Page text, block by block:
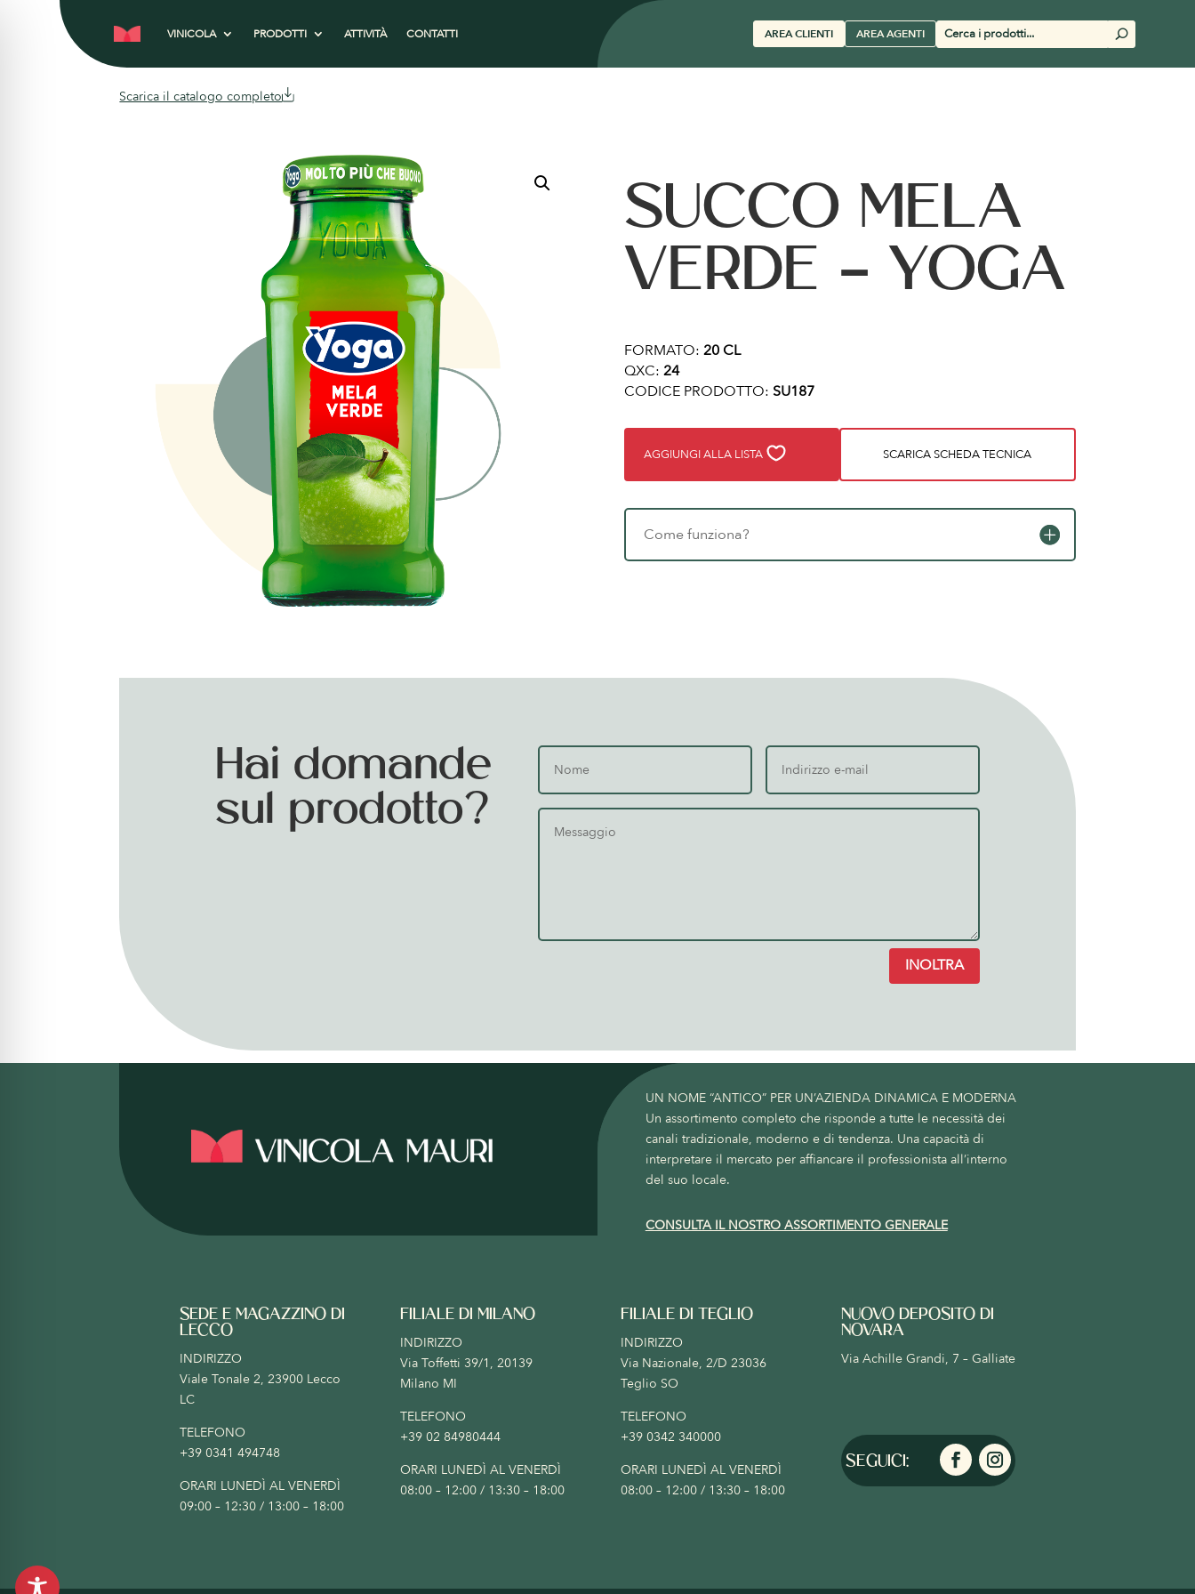
VINICOLA PRODOTTI ATTIVITÀ CONTATTI AREA CLIENTI AREA AGENTI
Cerca
prodotti
U
Scarica il catalogo completo
SUCCO MELA
VERDE – YOGA
FORMATO: 20 CL
QXC: 24
CODICE PRODOTTO: SU187
AGGIUNGI ALLA LISTA SCARICA SCHEDA TECNICA
Come funziona?
Hai domande
sul prodotto?
INOLTRA
UN NOME “ANTICO” PER UN’AZIENDA DINAMICA E MODERNA
Un assortimento completo che risponde a tutte le necessità dei
canali tradizionale, moderno e di tendenza. Una capacità di
interpretare il mercato per affiancare il professionista all’interno
del suo locale.
CONSULTA IL NOSTRO ASSORTIMENTO GENERALE
SEDE E MAGAZZINO DI
LECCO
INDIRIZZO
Viale Tonale 2, 23900 Lecco
LC
TELEFONO
+39 0341 494748
ORARI LUNEDÌ AL VENERDÌ
09:00 – 12:30 / 13:00 – 18:00
FILIALE DI MILANO
INDIRIZZO
Via Toffetti 39/1, 20139
Milano MI
TELEFONO
+39 02 84980444
ORARI LUNEDÌ AL VENERDÌ
08:00 – 12:00 / 13:30 – 18:00
FILIALE DI TEGLIO
INDIRIZZO
Via Nazionale, 2/D 23036
Teglio SO
TELEFONO
+39 0342 340000
ORARI LUNEDÌ AL VENERDÌ
08:00 – 12:00 / 13:30 – 18:00
NUOVO DEPOSITO DI
NOVARA
Via Achille Grandi, 7 – Galliate